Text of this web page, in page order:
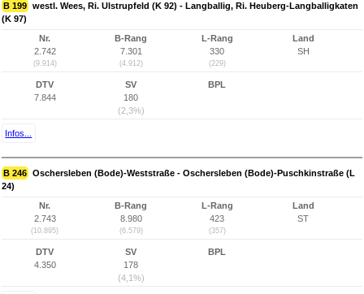
B 199 westl. Wees, Ri. Ulstrupfeld (K 92) - Langballig, Ri. Heuberg-Langballigkaten
(K 97)
Nr.
2.742
(9.914)
B-Rang
7.301
(4.912)
L-Rang
330
(229)
Land
SH
DTV
7.844
SV
180
(2,3%)
BPL
Infos...
B 246 Oschersleben (Bode)-Weststraße - Oschersleben (Bode)-Puschkinstraße (L
24)
Nr.
2.743
(10.895)
B-Rang
8.980
(6.579)
L-Rang
423
(357)
Land
ST
DTV
4.350
SV
178
(4,1%)
BPL